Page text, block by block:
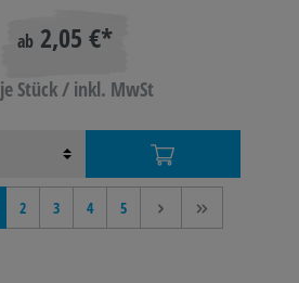
ab 2,05 €*
je Stück / inkl. MwSt
2 3 4 5 > >>